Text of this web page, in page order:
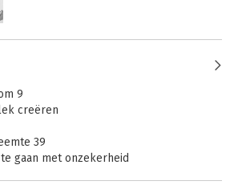
door Chester Elton
9
creëren
39
gaan met onzekerheid